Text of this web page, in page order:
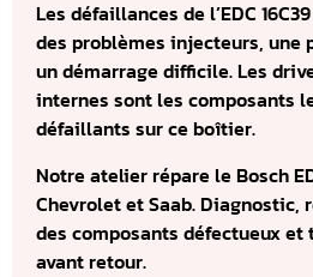
Les défaillances de l’EDC
des problèmes injecteurs, une
un démarrage difficile. Les
internes sont les composants
défaillants sur ce boîtier.
Notre atelier répare le Bosch
Chevrolet et Saab. Diagnostic,
des composants défectueux
avant retour.